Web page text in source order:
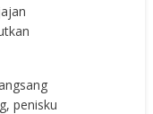
penisku